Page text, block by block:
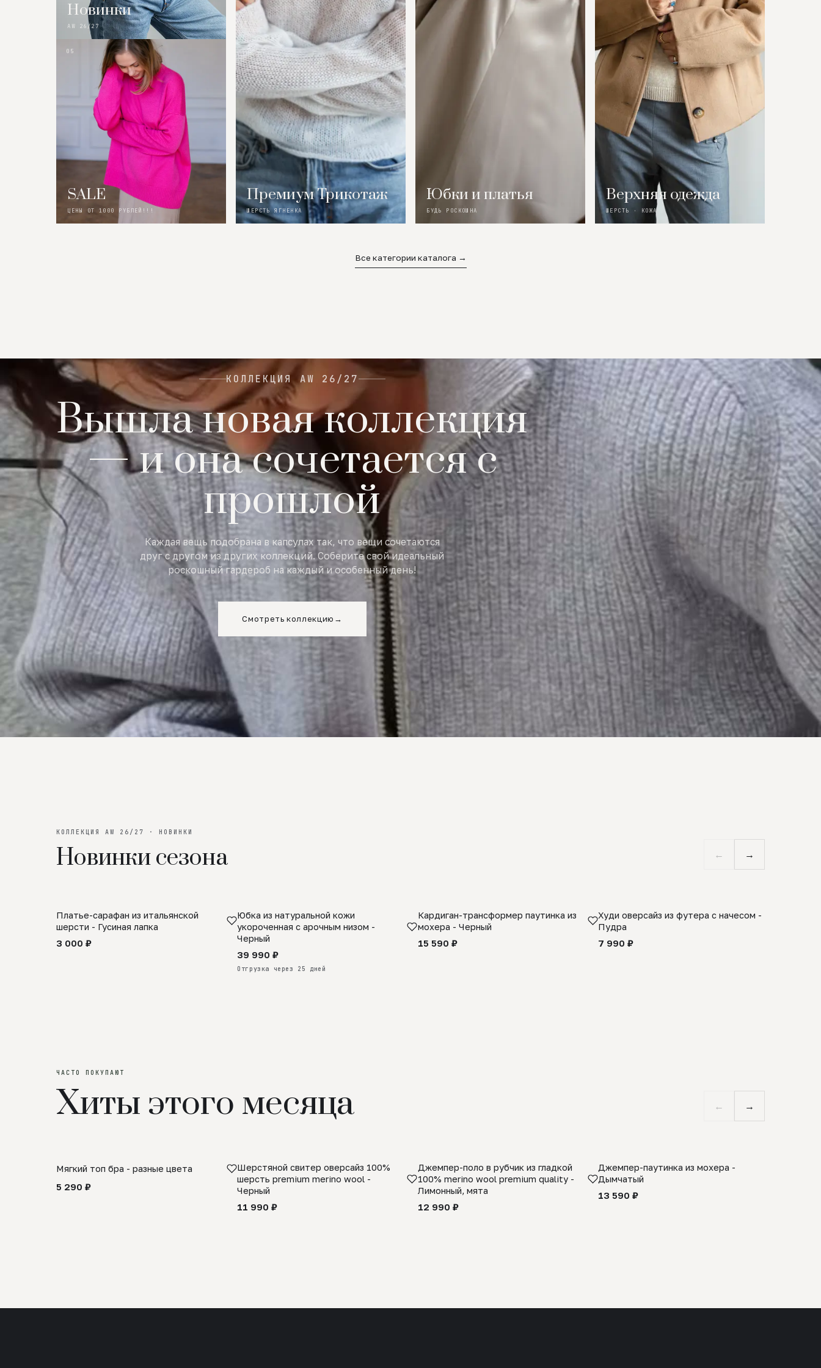
Новинки
AW 26/27
05
SALE
ЦЕНЫ ОТ 1000 РУБЛЕЙ!!!
Премиум Трикотаж
ШЕРСТЬ ЯГНЕНКА
Юбки и платья
БУДЬ РОСКОШНА
Верхняя одежда
ШЕРСТЬ · КОЖА
Все категории каталога →
КОЛЛЕКЦИЯ AW 26/27
Вышла новая коллекция
— и она сочетается с
прошлой
Каждая вещь подобрана в капсулах так, что вещи сочетаются
друг с другом из других коллекций. Соберите свой идеальный
роскошный гардероб на каждый и особенный день!
Смотреть коллекцию →
КОЛЛЕКЦИЯ AW 26/27 · НОВИНКИ
Новинки сезона ← →
SALE
Платье-сарафан из итальянской
шерсти - Гусиная лапка
3 000 ₽
ПРЕДЗАКАЗ
Юбка из натуральной кожи
укороченная с арочным низом -
Черный
39 990 ₽
Отгрузка через 25 дней
Кардиган-трансформер паутинка из
мохера - Черный
15 590 ₽
Худи оверсайз из футера с начесом -
Пудра
7 990 ₽
ЧАСТО ПОКУПАЮТ
Хиты этого месяца ← →
Мягкий топ бра - разные цвета
5 290 ₽
Шерстяной свитер оверсайз 100%
шерсть premium merino wool -
Черный
11 990 ₽
Джемпер-поло в рубчик из гладкой
100% merino wool premium quality -
Лимонный, мята
12 990 ₽
Джемпер-паутинка из мохера -
Дымчатый
13 590 ₽